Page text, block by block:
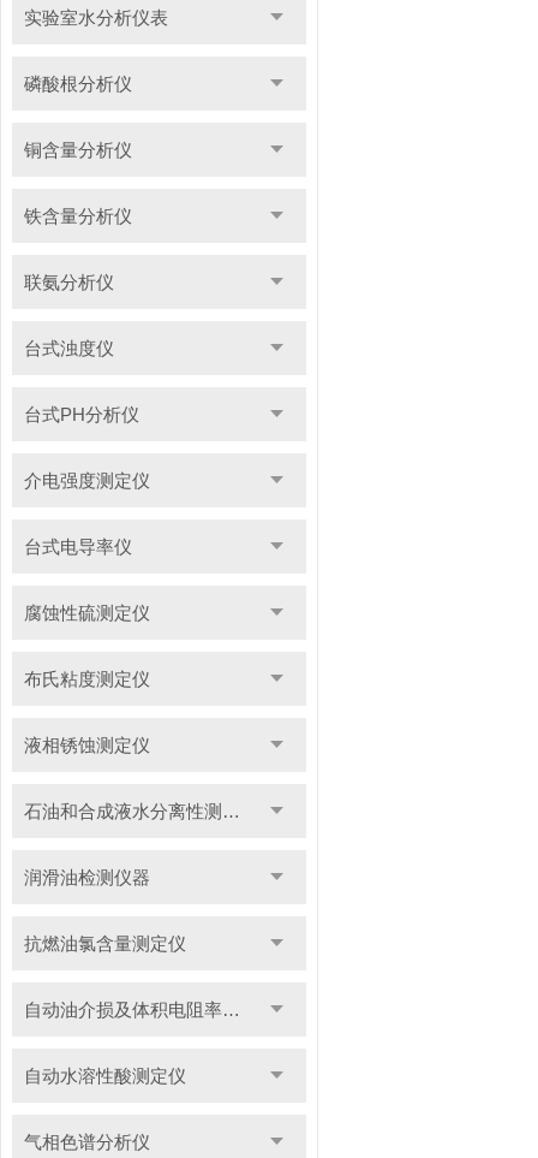
实验室水分析仪表
磷酸根分析仪
铜含量分析仪
铁含量分析仪
联氨分析仪
台式浊度仪
台式PH分析仪
介电强度测定仪
台式电导率仪
腐蚀性硫测定仪
布氏粘度测定仪
液相锈蚀测定仪
石油和合成液水分离性测定仪
润滑油检测仪器
抗燃油氯含量测定仪
自动油介损及体积电阻率测定仪
自动水溶性酸测定仪
气相色谱分析仪